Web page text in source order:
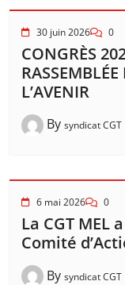
30 juin 2026 0
CONGRÈS
RASSEMBLÉE
L’AVENIR
By syndicat CGT
6 mai 2026 0
La CGT
Comité
By syndicat CGT